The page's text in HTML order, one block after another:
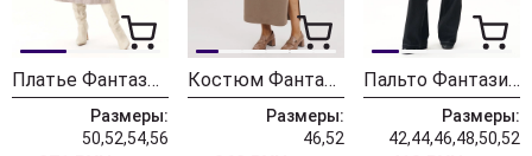
Платье Фантазия Мод 4935 бежевый
Размеры:
50,52,54,56
Костюм Фантазия Мод 4987
Размеры:
46,52
Пальто Фантазия Мод 4946
Размеры:
42,44,46,48,50,52